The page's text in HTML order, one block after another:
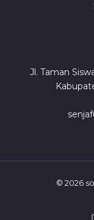
Jl. Taman
© 2026